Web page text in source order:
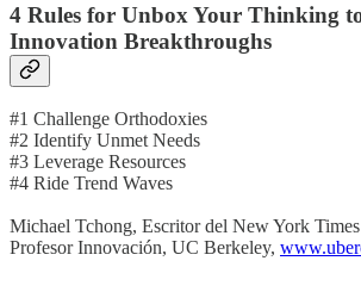
4 Rules for Unbox Your Thinking
Innovation Breakthroughs
#1 Challenge Orthodoxies
#2 Identify Unmet Needs
#3 Leverage Resources
#4 Ride Trend Waves
Michael Tchong, Escritor del New York
Profesor Innovación, UC Berkeley,